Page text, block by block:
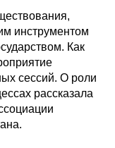
инструментом
Как
сессий. О роли
рассказала